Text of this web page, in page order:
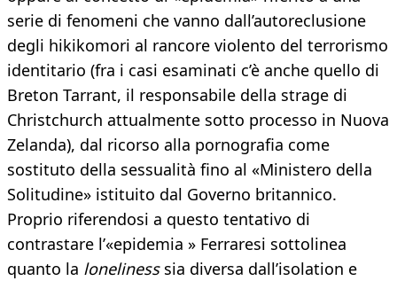
serie di fenomeni che vanno dall’autoreclusione
degli hikikomori al rancore violento del terrorismo
identitario (fra i casi esaminati c’è anche quello di
Breton Tarrant, il responsabile della strage di
Christchurch attualmente sotto processo in Nuova
Zelanda), dal ricorso alla pornografia come
sostituto della sessualità fino al «Ministero della
Solitudine» istituito dal Governo britannico.
Proprio riferendosi a questo tentativo di
contrastare l’«epidemia » Ferraresi sottolinea
quanto la lonelinesssia diversa dall’isolation e